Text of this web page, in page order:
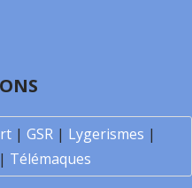
| GSR| Lygerismes |
| Télémaques